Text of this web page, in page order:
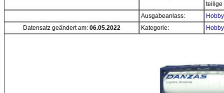
teilige
Ausgabeanlass:
Datensatz geändert am: 06.05.2022 Kategorie: